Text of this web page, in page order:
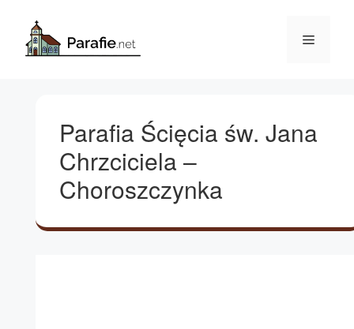
Menu
Parafia Ścięcia św. Jana
Chrzciciela –
Choroszczynka